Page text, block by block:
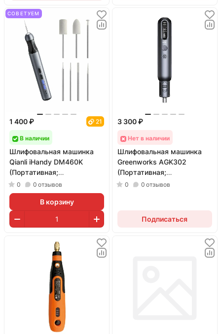
СОВЕТУЕМ
1 400 ₽ 21
В наличии
Шлифовальная машинка
Qianli iHandy DM460K
(Портативная;
миниатюрная)
0 0 отзывов
В корзину
3 300 ₽
Нет в наличии
Шлифовальная машинка
Greenworks AGK302
(Портативная;
миниатюрная; набор в
0 0 отзывов
Подписаться